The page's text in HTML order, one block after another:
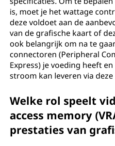
is, moet je het wattage
deze voldoet aan de
van de grafische kaart of
ook belangrijk om na te
connectoren (Peripheral
Express) je voeding heeft
stroom kan leveren via
Welke rol speelt
access memory
prestaties van